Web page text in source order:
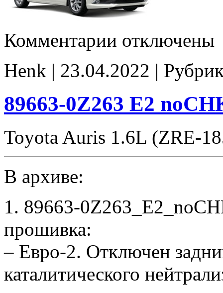
Комментарии записи
stock
отключены
Henk | 23.04.2022 |
89663-0Z263 E2
Toyota Auris 1.6L (ZRE-
В архиве:
1. 89663-
прошивка:
– Евро-2. Отключен
каталитического